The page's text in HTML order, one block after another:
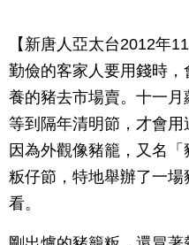
【新唐人亞太台2012年
勤儉的客家人要用錢時
養的豬去市場賣。十一月
等到隔年清明節，才會用
因為外觀像豬籠，又名
粄仔節，特地舉辦了一
看。